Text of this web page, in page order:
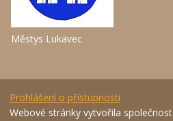
Městys Lukavec
Prohlášení o přístupnosti
Webové stránky vytvořila společnost